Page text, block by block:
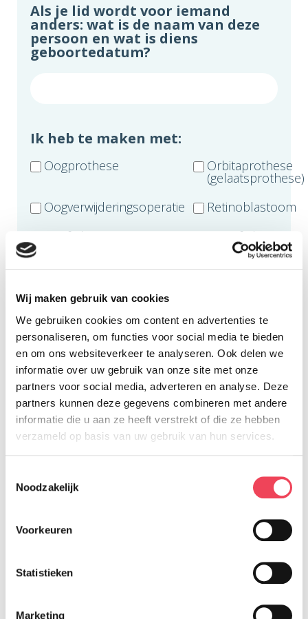
Wij maken gebruik van cookies
We gebruiken cookies om content en advertenties te
personaliseren, om functies voor social media te bieden
en om ons websiteverkeer te analyseren. Ook delen we
informatie over uw gebruik van onze site met onze
partners voor social media, adverteren en analyse. Deze
partners kunnen deze gegevens combineren met andere
informatie die u aan ze heeft verstrekt of die ze hebben
verzameld op basis van uw gebruik van hun services.
Noodzakelijk
Voorkeuren
Statistieken
Marketing
Als je lid wordt voor iemand
anders: wat is de naam van deze
persoon en wat is diens
geboortedatum?
Ik heb te maken met:
Oogprothese Orbitaprothese
(gelaatsprothese)
Oogverwijderingsoperatie
Retinoblastoom
Anoftalmie
Microftalmie
Netvliesloslating
Ooginfarct
Oogletsel door ongeval
Acanthamoeba
Keratitis
Lui oog
anders....
Toelichting/vragen: